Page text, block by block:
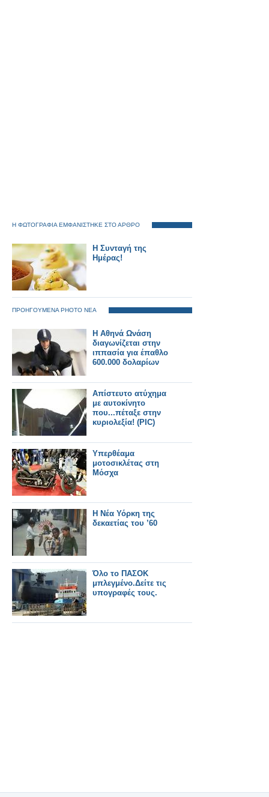
Η ΦΩΤΟΓΡΑΦΙΑ ΕΜΦΑΝΙΣΤΗΚΕ ΣΤΟ ΑΡΘΡΟ
Η Συνταγή της
Ημέρας!
ΠΡΟΗΓΟΥΜΕΝΑ PHOTO ΝΕΑ
Η Αθηνά Ωνάση
διαγωνίζεται στην
ιππασία για έπαθλο
600.000 δολαρίων
Απίστευτο ατύχημα
με αυτοκίνητο
που...πέταξε στην
κυριολεξία! (PIC)
Υπερθέαμα
μοτοσικλέτας στη
Μόσχα
Η Νέα Υόρκη της
δεκαετίας του ’60
Όλο το ΠΑΣΟΚ
μπλεγμένο.Δείτε τις
υπογραφές τους.